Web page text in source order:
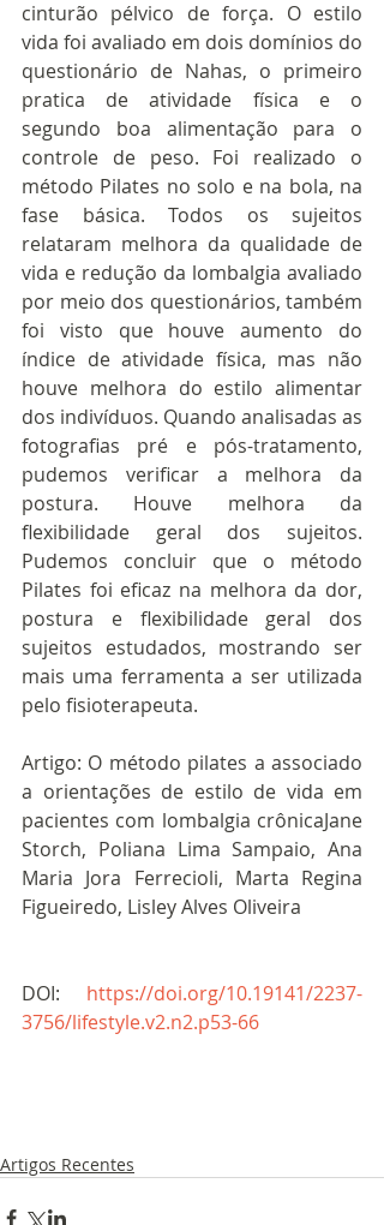
cinturão pélvico de força. O estilo
vida foi avaliado em dois domínios do
questionário de Nahas, o primeiro
pratica de atividade física e o
segundo boa alimentação para o
controle de peso. Foi realizado o
método Pilates no solo e na bola, na
fase básica. Todos os sujeitos
relataram melhora da qualidade de
vida e redução da lombalgia avaliado
por meio dos questionários, também
foi visto que houve aumento do
índice de atividade física, mas não
houve melhora do estilo alimentar
dos indivíduos. Quando analisadas as
fotografias pré e pós-tratamento,
pudemos verificar a melhora da
postura. Houve melhora da
flexibilidade geral dos sujeitos.
Pudemos concluir que o método
Pilates foi eficaz na melhora da dor,
postura e flexibilidade geral dos
sujeitos estudados, mostrando ser
mais uma ferramenta a ser utilizada
pelo fisioterapeuta.
Artigo: O método pilates a associado
a orientações de estilo de vida em
pacientes com lombalgia crônicaJane
Storch, Poliana Lima Sampaio, Ana
Maria Jora Ferrecioli, Marta Regina
Figueiredo, Lisley Alves Oliveira
DOI: https://doi.org/10.19141/2237-
3756/lifestyle.v2.n2.p53-66
Artigos Recentes